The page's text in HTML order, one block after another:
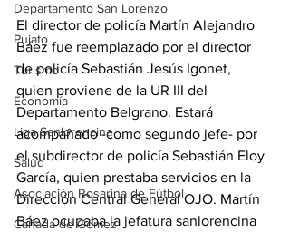
Departamento San Lorenzo
Pujato
Turismo
Economía
Liga Sanlorencina
Salud
Asociación Rosarina de Fútbol
Cañada de Gómez
El director de policía Martín Alejandro
Báez fue reemplazado por el director
de policía Sebastián Jesús Igonet,
quien proviene de la UR III del
Departamento Belgrano. Estará
acompañado -como segundo jefe- por
el subdirector de policía Sebastián Eloy
García, quien prestaba servicios en la
Dirección Central General OJO. Martín
Báez ocupaba la jefatura sanlorencina